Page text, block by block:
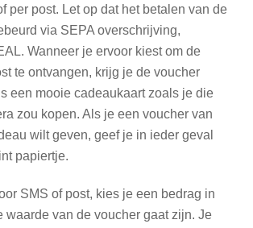
per post. Let op dat het betalen van de
via SEPA overschrijving,
Wanneer je ervoor kiest om de
te ontvangen, krijg je de voucher
een mooie cadeaukaart zoals je die
zou kopen. Als je een voucher van
wilt geven, geef je in ieder geval
papiertje.
SMS of post, kies je een bedrag in
waarde van de voucher gaat zijn. Je